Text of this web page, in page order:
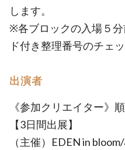
します。
※各ブロックの入場５
ド付き整理番号のチェ
出演者
《参加クリエイター》
【3日間出展】
（主催）EDEN in